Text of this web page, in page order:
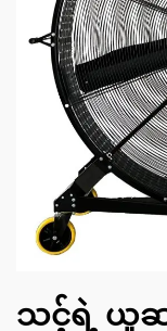
သင့်ရဲ့ ယူဆ